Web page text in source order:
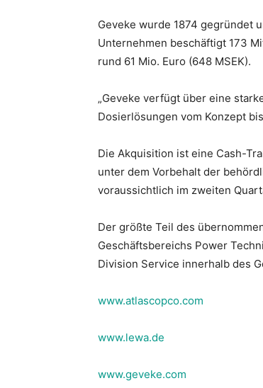
Geveke wurde 1874 gegründet
Unternehmen beschäftigt 173
rund 61 Mio. Euro (648 MSEK).
„Geveke verfügt über eine
Dosierlösungen vom Konzept
Die Akquisition ist eine Cash-
unter dem Vorbehalt der
voraussichtlich im zweiten
Der größte Teil des
Geschäftsbereichs Power
Division Service innerhalb des
www.atlascopco.com
www.lewa.de
www.geveke.com